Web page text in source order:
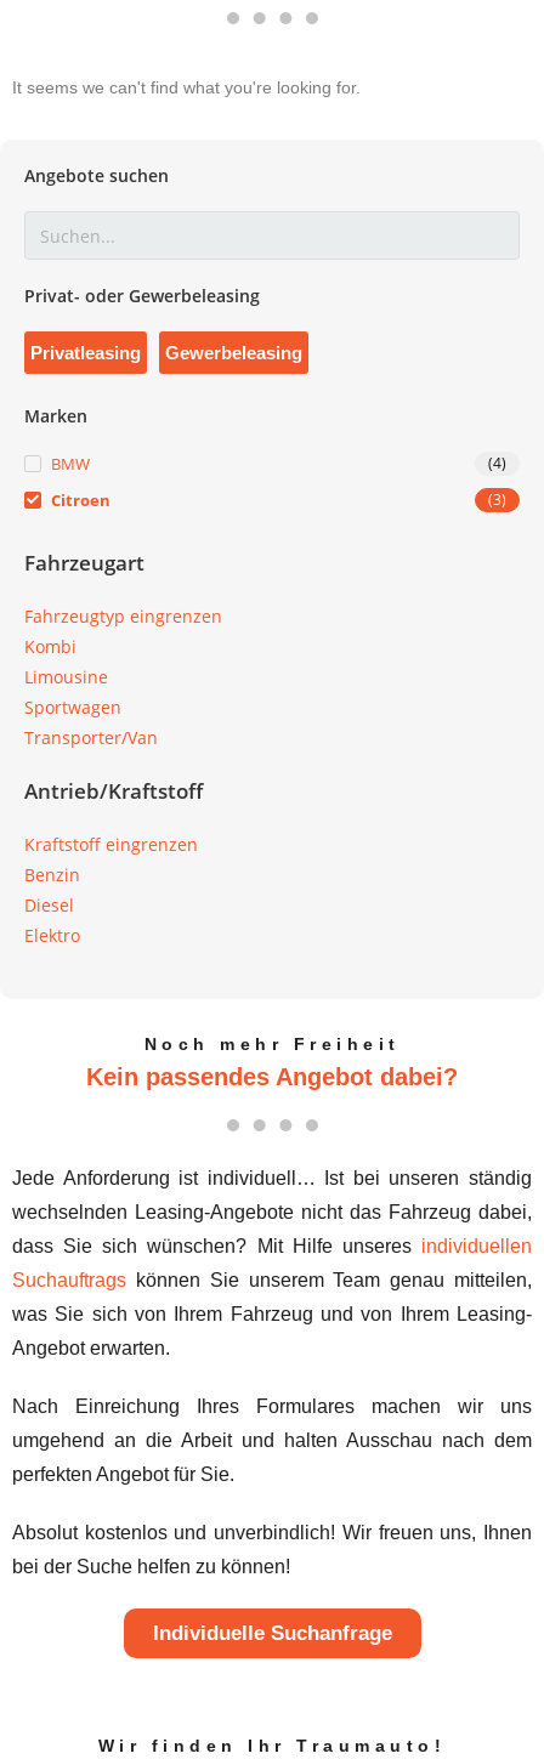
Angebote suchen
Privat- oder Gewerbeleasing
Privatleasing Gewerbeleasing
Marken
BMW (4)
Citroen (3)
Fahrzeugart
Fahrzeugtyp eingrenzen
Kombi
Limousine
Sportwagen
Transporter/Van
Antrieb/Kraftstoff
Kraftstoff eingrenzen
Benzin
Diesel
Elektro
It seems we can't find what you're looking for.
Noch mehr Freiheit
Kein passendes Angebot dabei?
Jede Anforderung ist individuell… Ist bei unseren ständig
wechselnden Leasing-Angebote nicht das Fahrzeug dabei,
dass Sie sich wünschen? Mit Hilfe unseres individuellen
Suchauftrags können Sie unserem Team genau mitteilen,
was Sie sich von Ihrem Fahrzeug und von Ihrem Leasing-
Angebot erwarten.
Nach Einreichung Ihres Formulares machen wir uns
umgehend an die Arbeit und halten Ausschau nach dem
perfekten Angebot für Sie.
Absolut kostenlos und unverbindlich! Wir freuen uns, Ihnen
bei der Suche helfen zu können!
Individuelle Suchanfrage
Wir finden Ihr Traumauto!